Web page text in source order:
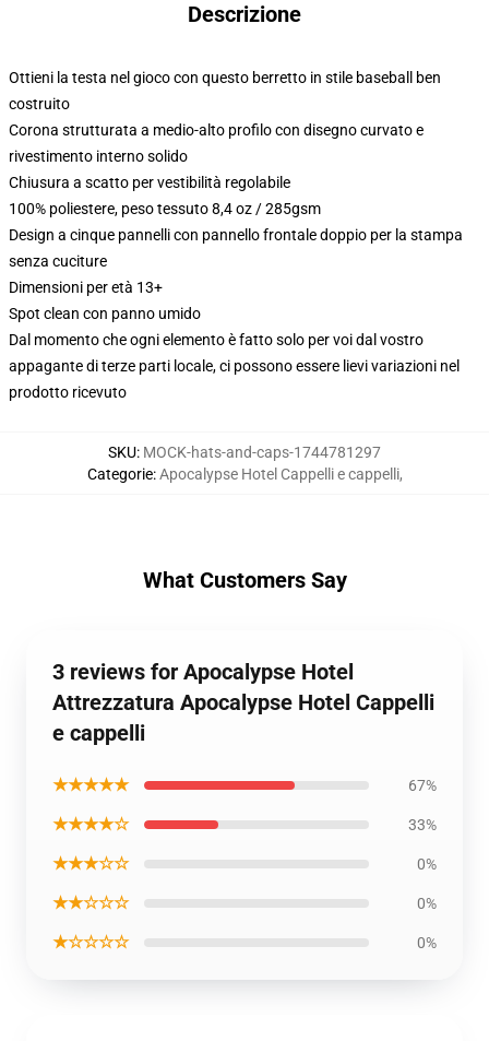
Descrizione
Ottieni la testa nel gioco con questo berretto in stile baseball ben
costruito
Corona strutturata a medio-alto profilo con disegno curvato e
rivestimento interno solido
Chiusura a scatto per vestibilità regolabile
100% poliestere, peso tessuto 8,4 oz / 285gsm
Design a cinque pannelli con pannello frontale doppio per la stampa
senza cuciture
Dimensioni per età 13+
Spot clean con panno umido
Dal momento che ogni elemento è fatto solo per voi dal vostro
appagante di terze parti locale, ci possono essere lievi variazioni nel
prodotto ricevuto
SKU: MOCK-hats-and-caps-1744781297
Categorie:Apocalypse Hotel Cappelli e cappelli,
What Customers Say
3 reviews for Apocalypse Hotel
Attrezzatura Apocalypse Hotel Cappelli
e cappelli
★★★★★ 67%
★★★★☆ 33%
★★★☆☆ 0%
★★☆☆☆ 0%
★☆☆☆☆ 0%